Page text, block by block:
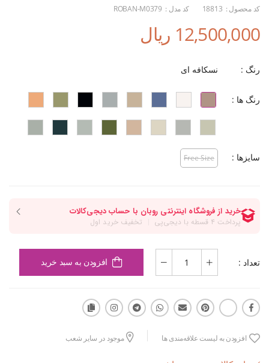
کد محصول : 18813 کد مدل : ROBAN-M0379
12,500,000 ریال
رنگ : نسکافه ای
رنگ ها :
سایزها : Free Size
تعداد : افزودن به سبد خرید
افزودن به لیست علاقه‌مندی ها موجود در سایر شعب